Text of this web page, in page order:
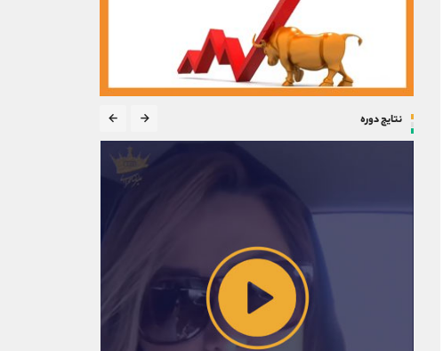
نتایج دوره